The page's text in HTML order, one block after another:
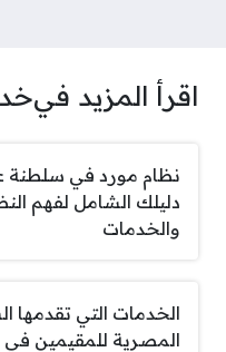
اقرأ المزيد في
نظام مورد في سلطنة
دليلك الشامل لفهم
والخدمات
الخدمات التي تقدمها
المصرية للمقيمين في